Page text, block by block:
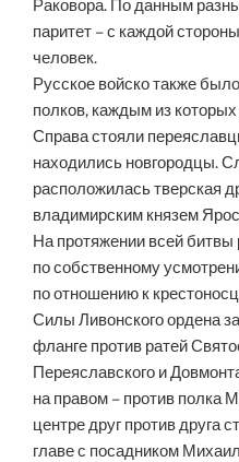
Раковора. По данным
паритет – с каждой
человек.
Русское войско также
полков, каждым из
Справа стояли
находились новгородцы.
расположилась тверская
владимирским князем
На протяжении всей битвы
по собственному
по отношению к
Силы Ливонского ордена
фланге против ратей
Переяславского и
на правом – против полка
центре друг против друга
главе с посадником